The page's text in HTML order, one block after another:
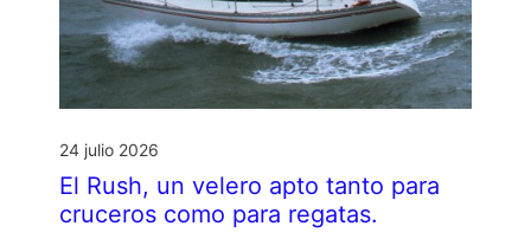
24 julio 2026
El Rush, un velero apto tanto para
cruceros como para regatas.